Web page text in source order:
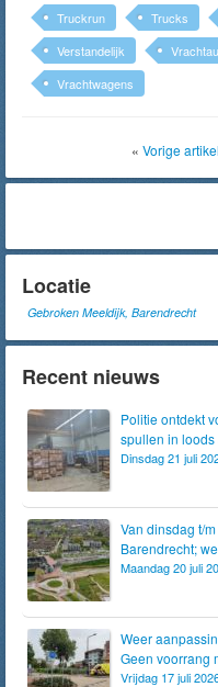
Truckrun Trucks
Verstandelijk
Vrachtwagens
« Vorige artikel
Locatie
Gebroken Meeldijk, Barendrecht
Recent nieuws
Politie ontdekt
spullen in
Dinsdag 21 juli
Van dinsdag t/
Barendrecht;
Maandag 20 juli
Weer
Geen voorrang
Vrijdag 17 juli